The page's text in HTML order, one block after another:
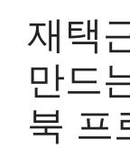
재택
만드
북 프